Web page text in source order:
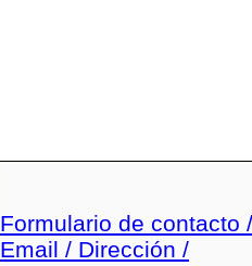
Formulario de contacto /
Email / Dirección /